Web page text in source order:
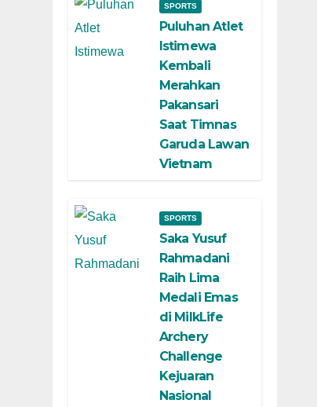
SPORTS
Puluhan Atlet
Istimewa
Kembali
Merahkan
Pakansari
Saat Timnas
Garuda Lawan
Vietnam
SPORTS
Saka Yusuf
Rahmadani
Raih Lima
Medali Emas
di MilkLife
Archery
Challenge
Kejuaran
Nasional